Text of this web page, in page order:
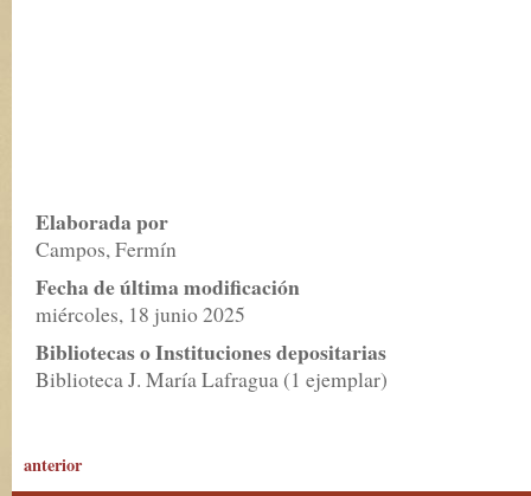
Elaborada por
Campos, Fermín
Fecha de última modificación
miércoles, 18 junio 2025
Bibliotecas o Instituciones depositarias
Biblioteca J. María Lafragua (1 ejemplar)
anterior